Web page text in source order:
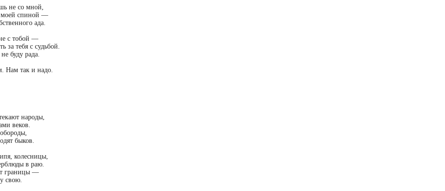
не со мной,
моей спиной —
ада.
с тобой —
за тебя с судьбой.
буду рада.
Нам так и надо.
народы,
веков.
быков.
колесницы,
в раю.
границы —
свою.